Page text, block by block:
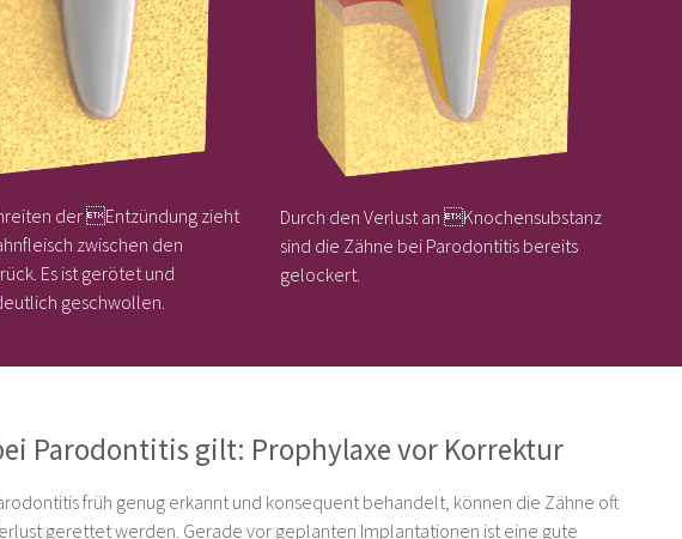
der Entzündung zieht
zwischen den
Es ist gerötet und
geschwollen.
Durch den Verlust an Knochensubstanz
sind die Zähne bei Parodontitis bereits
gelockert.
Parodontitis gilt: Prophylaxe vor Korrektur
früh genug erkannt und konsequent behandelt, können die Zähne oft
gerettet werden. Gerade vor geplanten Implantationen ist eine gute